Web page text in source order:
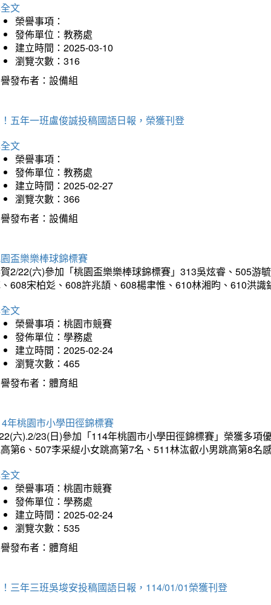
文
榮譽事項：
發佈單位：教務處
建立時間：2025-03-10
瀏覽次數：316
發布者：設備組
五年一班盧俊誠投稿國語日報，榮獲刊登
文
榮譽事項：
發佈單位：教務處
建立時間：2025-02-27
瀏覽次數：366
發布者：設備組
盃樂樂棒球錦標賽
2/22(六)參加「桃園盃樂樂棒球錦標賽」313吳炫睿、505游
608宋柏彣、608許兆頡、608楊聿惟、610林湘昀、610洪
文
榮譽事項：桃園市競賽
發佈單位：學務處
建立時間：2025-02-24
瀏覽次數：465
發布者：體育組
年桃園市小學田徑錦標賽
六).2/23(日)參加「114年桃園市小學田徑錦標賽」榮獲多
第6、507李采緹小女跳高第7名、511林汯叡小男跳高第8名
文
榮譽事項：桃園市競賽
發佈單位：學務處
建立時間：2025-02-24
瀏覽次數：535
發布者：體育組
三年三班吳埈安投稿國語日報，114/01/01榮獲刊登